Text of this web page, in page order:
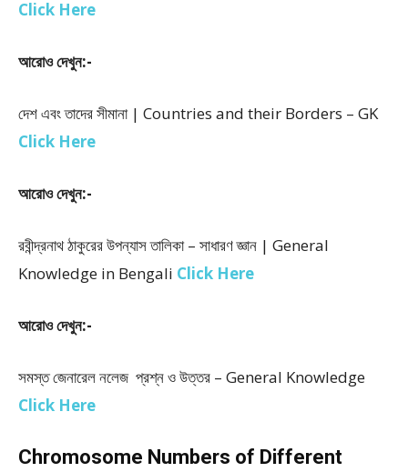
Click Here
আরোও দেখুন:-
দেশ এবং তাদের সীমানা | Countries and their Borders – GK
Click Here
আরোও দেখুন:-
রবীন্দ্রনাথ ঠাকুরের উপন্যাস তালিকা – সাধারণ জ্ঞান | General
Knowledge in Bengali Click Here
আরোও দেখুন:-
সমস্ত জেনারেল নলেজ প্রশ্ন ও উত্তর – General Knowledge
Click Here
Chromosome Numbers of Different